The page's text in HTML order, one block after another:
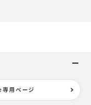
用ページ